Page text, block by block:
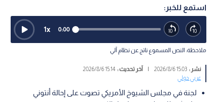
استمع للخبر:
0:00
1x
ملاحظة: النص المسموع ناتج عن نظام آلي
نشر :15:03 2026/8/6
| آخر تحديث :15:14 2026/8/6
عربي دولي
لجنة في مجلس الشيوخ الأمريكي تصوت على إحالة أنتوني